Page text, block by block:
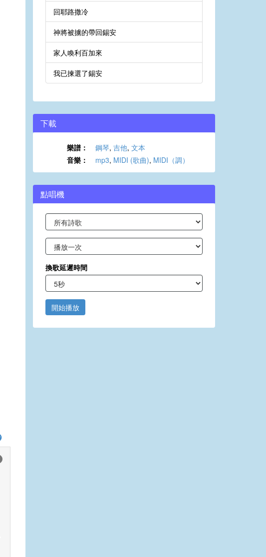
回耶路撒冷
神將被擄的帶回錫安
家人喚利百加來
我已揀選了錫安
下載
樂譜： 鋼琴, 吉他, 文本
音樂：
mp3, MIDI (歌曲), MIDI（調）
點唱機
換歌延遲時間
開始播放